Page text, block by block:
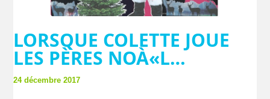
LORSQUE COLETTE JOUE
LES PÈRES NOÀ«L…
24 décembre 2017